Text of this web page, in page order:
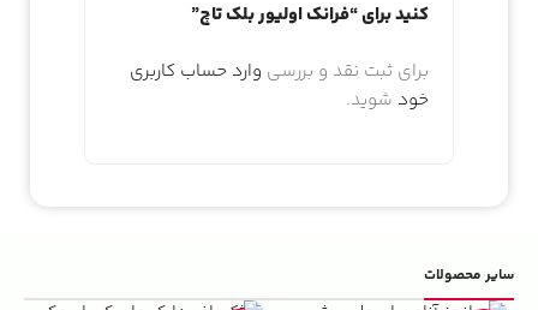
کنید برای “فرانک اولیور بلک تاچ”
برای ثبت نقد و بررسی وارد حساب کاربری
خود شوید.
سایر محصولات